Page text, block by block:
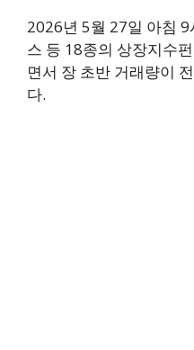
2026년 5월 27일 아침
스 등 18종의 상장지수
면서 장 초반 거래량이
다.